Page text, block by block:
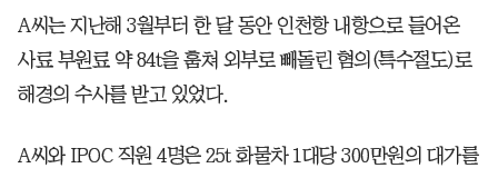
A씨는 지난해 3월부터 한 달 동안 인천항 내항으로 들어온
사료 부원료 약 84t을 훔쳐 외부로 빼돌린 혐의(특수절도)로
해경의 수사를 받고 있었다.
A씨와 IPOC 직원 4명은 25t 화물차 1대당 300만원의 대가를